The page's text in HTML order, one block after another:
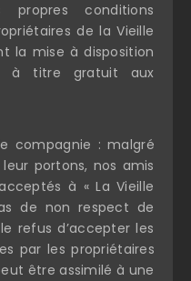
conditions
de la Vieille
la mise à disposition
à titre gratuit aux
compagnie : malgré
portons, nos amis
à « La Vieille
de non respect de
refus d’accepter les
par les propriétaires
être assimilé à une